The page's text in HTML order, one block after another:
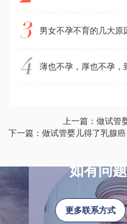
男女不孕不育的几大原
薄也不孕，厚也不孕，
上一篇：做试管
下一篇：做试管婴儿得了乳腺
如有问
更多联系方式